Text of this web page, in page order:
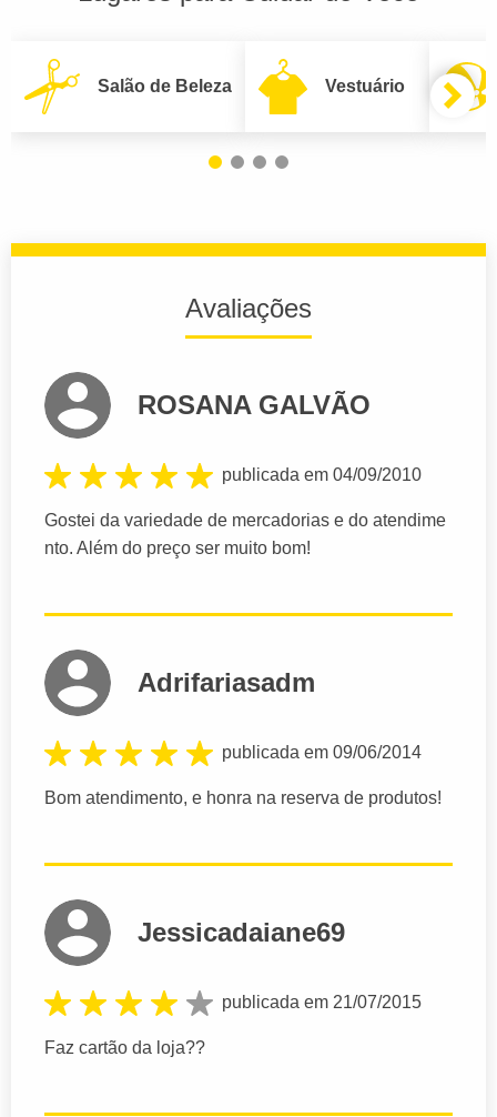
Salão de Beleza Vestuário
Avaliações
ROSANA GALVÃO
publicada em 04/09/2010
Gostei da variedade de mercadorias e do atendime
nto. Além do preço ser muito bom!
Adrifariasadm
publicada em 09/06/2014
Bom atendimento, e honra na reserva de produtos!
Jessicadaiane69
publicada em 21/07/2015
Faz cartão da loja??